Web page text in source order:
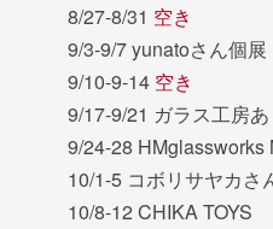
8/27-8/31 空き
9/3-9/7 yunatoさん個展
9/10-9-14 空き
9/17-9/21 ガラス工房
9/24-28 HMglassworks
10/1-5 コボリサヤカさ
10/8-12 CHIKA TOYS